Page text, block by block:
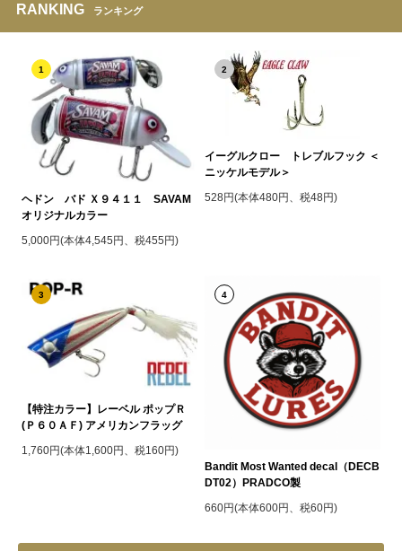
RANKING ランキング
1
ヘドン バド Ｘ９４１１ SAVAM
オリジナルカラー
5,000円(本体4,545円、税455円)
2
イーグルクロー トレブルフック ＜
ニッケルモデル＞
528円(本体480円、税48円)
3
【特注カラー】レーベル ポップＲ
(Ｐ６０ＡＦ) アメリカンフラッグ
1,760円(本体1,600円、税160円)
4
Bandit Most Wanted decal（DECB
DT02）PRADCO製
660円(本体600円、税60円)